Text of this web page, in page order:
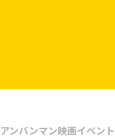
アンパンマン映画イベント